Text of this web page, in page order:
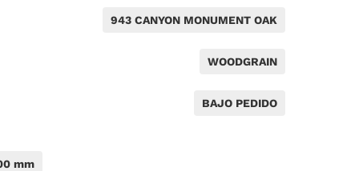
943 CANYON MONUMENT OAK
WOODGRAIN
BAJO PEDIDO
mm